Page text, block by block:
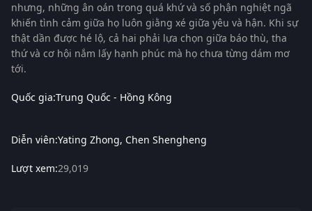
nhưng, những ân oán trong quá khứ và số phận nghiệt ngã
khiến tình cảm giữa họ luôn giằng xé giữa yêu và hận. Khi sự
thật dần được hé lộ, cả hai phải lựa chọn giữa báo thù, tha
thứ và cơ hội nắm lấy hạnh phúc mà họ chưa từng dám mơ
tới.
Quốc gia:Trung Quốc - Hồng Kông
Diễn viên:Yating Zhong Chen Shengheng
Lượt xem:29,019